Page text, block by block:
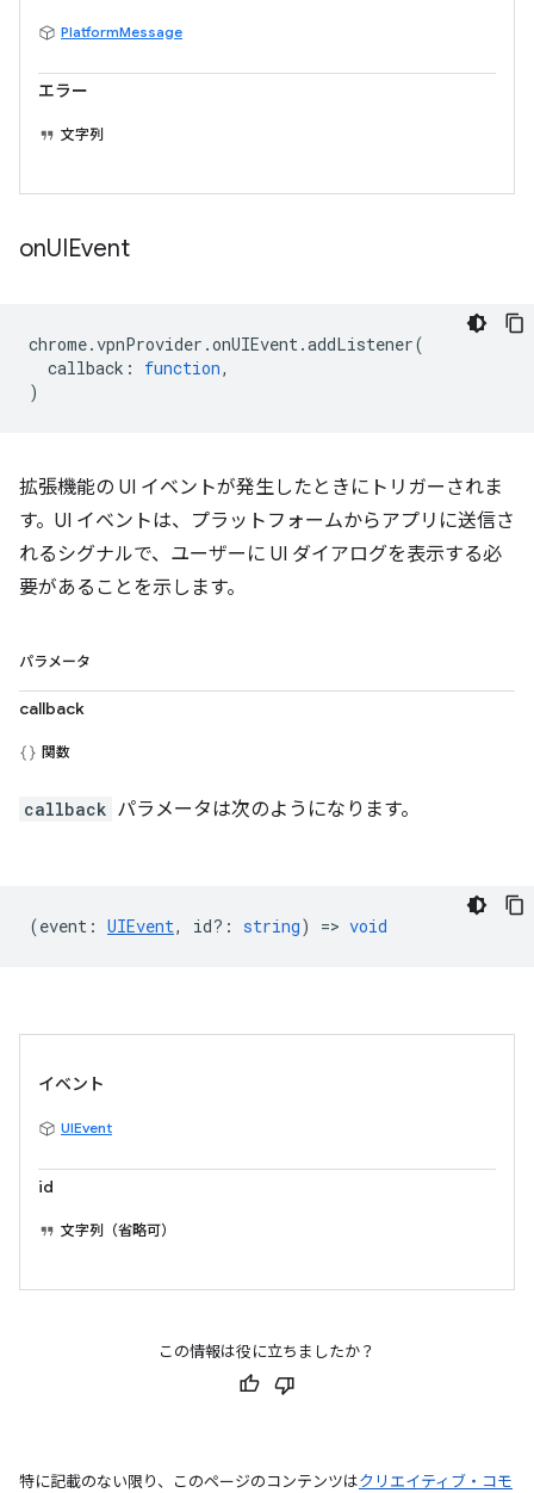
PlatformMessage
エラー
文字列
onUIEvent
chrome.vpnProvider .onUIEvent.addListener(
callback : function,
)
拡張機能の UI イベントが発生したときにトリガーされま
す。UI イベントは、プラットフォームからアプリに送信さ
れるシグナルで、ユーザーに UI ダイアログを表示する必
要があることを示します。
パラメータ
callback
関数
callback パラメータは次のようになります。
(event : UIEvent, id? : string) => void
イベント
UIEvent
id
文字列（省略可）
この情報は役に立ちましたか？
特に記載のない限り、このページのコンテンツはクリエイティブ・コモ